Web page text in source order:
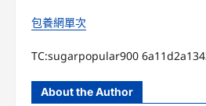
包養網單次
TC:sugarpopular900
About the Author